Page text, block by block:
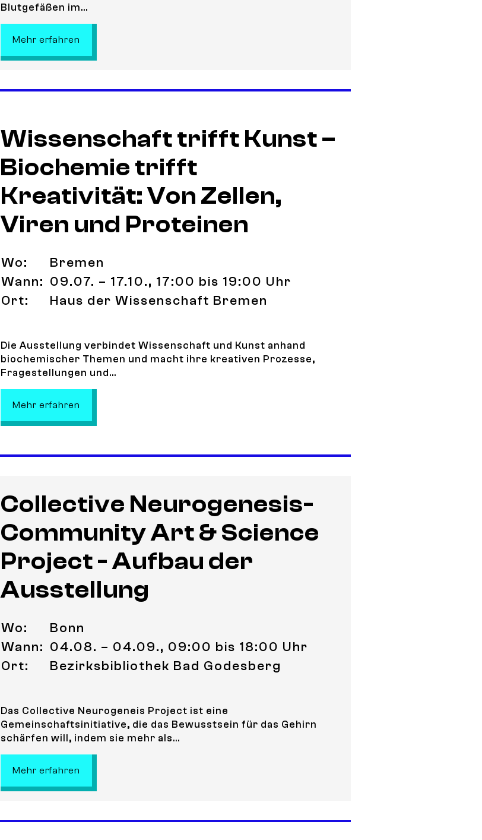
Blutgefäßen im...
Mehr erfahren
Wissenschaft trifft Kunst –
Biochemie trifft
Kreativität: Von Zellen,
Viren und Proteinen
Wo:
Bremen
Wann: 09.07. – 17.10., 17:00 bis 19:00 Uhr
Ort:
Haus der Wissenschaft Bremen
Die Ausstellung verbindet Wissenschaft und Kunst anhand
biochemischer Themen und macht ihre kreativen Prozesse,
Fragestellungen und...
Mehr erfahren
Collective Neurogenesis-
Community Art & Science
Project - Aufbau der
Ausstellung
Wo:
Bonn
Wann: 04.08. – 04.09., 09:00 bis 18:00 Uhr
Ort:
Bezirksbibliothek Bad Godesberg
Das Collective Neurogeneis Project ist eine
Gemeinschaftsinitiative, die das Bewusstsein für das Gehirn
schärfen will, indem sie mehr als...
Mehr erfahren